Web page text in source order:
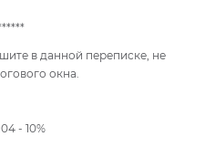
в данной переписке, не
окна.
- 10%